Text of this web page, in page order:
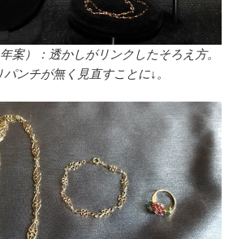
案）：透かしがリンクしたそろえ方。
ンチが無く見直すことに↓。